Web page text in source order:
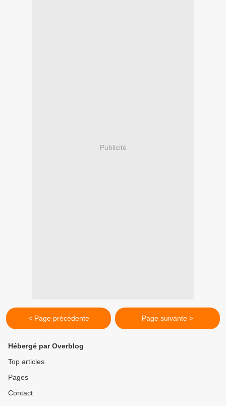
Publicité
< Page précédente Page suivante >
Hébergé par Overblog
Top articles
Pages
Contact